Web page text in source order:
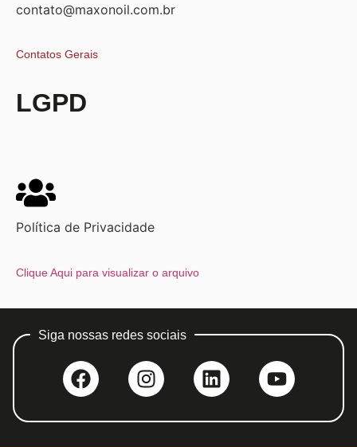
contato@maxonoil.com.br
Contatos Gerais
LGPD
Política de Privacidade
Clique Aqui para visualizar o arquivo
Siga nossas redes sociais